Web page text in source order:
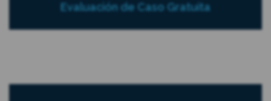
Evaluación de Caso Gratuita